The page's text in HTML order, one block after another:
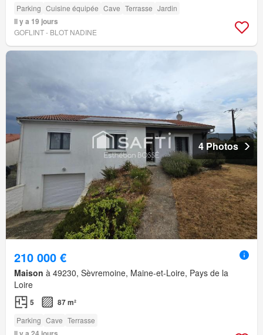
Parking Cuisine équipée Cave Terrasse Jardin
Il y a 19 jours
GOFLINT - BLOT NADINE
4 Photos
210 000 €
Maison à 49230, Sèvremoine, Maine-et-Loire, Pays de la
Loire
5 87 m²
Parking Cave Terrasse